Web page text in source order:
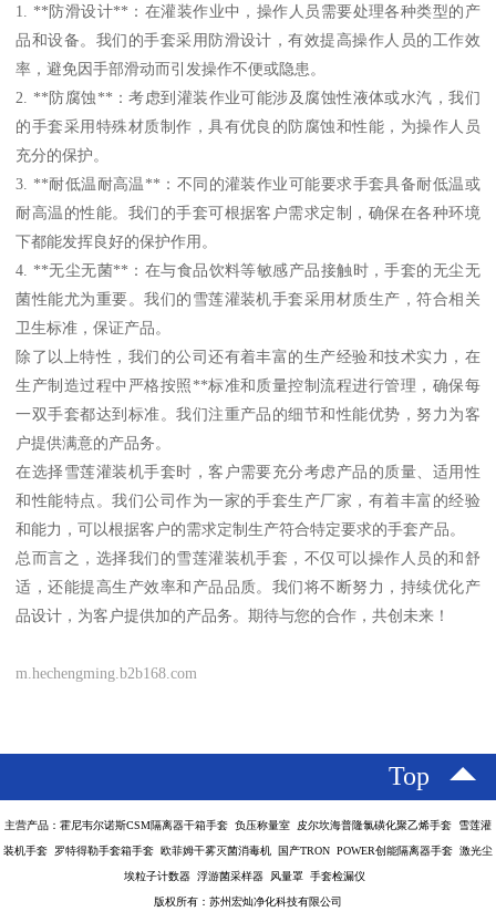
1. **防滑设计**：在灌装作业中，操作人员需要处理各种类型的产
品和设备。我们的手套采用防滑设计，有效提高操作人员的工作效
率，避免因手部滑动而引发操作不便或隐患。
2. **防腐蚀**：考虑到灌装作业可能涉及腐蚀性液体或水汽，我们
的手套采用特殊材质制作，具有优良的防腐蚀和性能，为操作人员
充分的保护。
3. **耐低温耐高温**：不同的灌装作业可能要求手套具备耐低温或
耐高温的性能。我们的手套可根据客户需求定制，确保在各种环境
下都能发挥良好的保护作用。
4. **无尘无菌**：在与食品饮料等敏感产品接触时，手套的无尘无
菌性能尤为重要。我们的雪莲灌装机手套采用材质生产，符合相关
卫生标准，保证产品。
除了以上特性，我们的公司还有着丰富的生产经验和技术实力，在
生产制造过程中严格按照**标准和质量控制流程进行管理，确保每
一双手套都达到标准。我们注重产品的细节和性能优势，努力为客
户提供满意的产品务。
在选择雪莲灌装机手套时，客户需要充分考虑产品的质量、适用性
和性能特点。我们公司作为一家的手套生产厂家，有着丰富的经验
和能力，可以根据客户的需求定制生产符合特定要求的手套产品。
总而言之，选择我们的雪莲灌装机手套，不仅可以操作人员的和舒
适，还能提高生产效率和产品品质。我们将不断努力，持续优化产
品设计，为客户提供加的产品务。期待与您的合作，共创未来！
m.hechengming.b2b168.com
Top
主营产品：霍尼韦尔诺斯CSM隔离器干箱手套 负压称量室 皮尔坎海普隆氯磺化聚乙烯手套 雪莲灌
装机手套 罗特得勒手套箱手套 欧菲姆干雾灭菌消毒机 国产TRON POWER创能隔离器手套 激光尘
埃粒子计数器 浮游菌采样器 风量罩 手套检漏仪
版权所有：苏州宏灿净化科技有限公司